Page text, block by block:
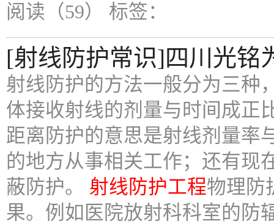
阅读（59） 标签：
[射线防护常识]四川光铭
射线防护的方法一般分为三种
体接收射线的剂量与时间成正
距离防护的意思是射线剂量率
的地方从事相关工作；还有现
蔽防护。 射线防护工程物理防
果。例如医院放射科科室的防